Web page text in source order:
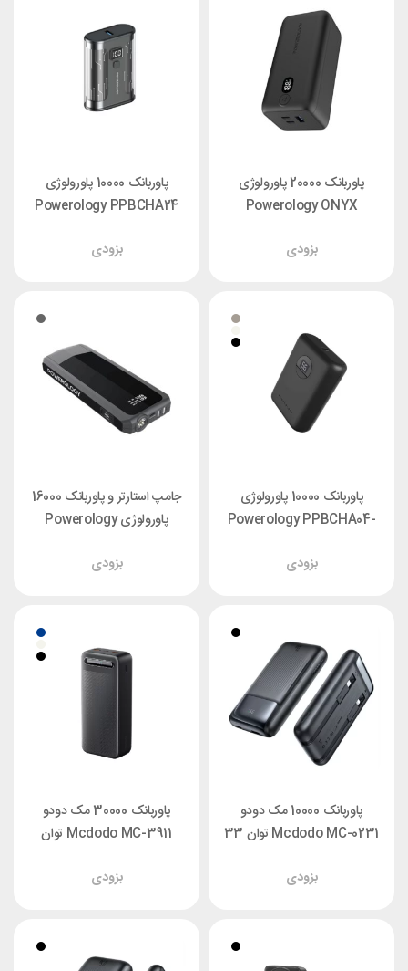
پاوربانک 20000 پاورولوژی
Powerology ONYX
بزودی
پاوربانک 10000 پاورولوژی
Powerology PPBCHA24
بزودی
پاوربانک 10000 پاورولوژی
Powerology PPBCHA04-
بزودی
جامپ استارتر و پاوربانک 16000
پاورولوژی Powerology
بزودی
پاوربانک 10000 مک دودو
Mcdodo MC-0231 توان 33
بزودی
پاوربانک 30000 مک دودو
Mcdodo MC-3911 توان
بزودی